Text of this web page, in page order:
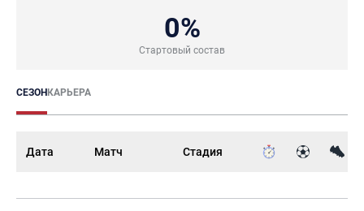
0%
Стартовый состав
СЕЗОНКАРЬЕРА
Дата Матч Стадия